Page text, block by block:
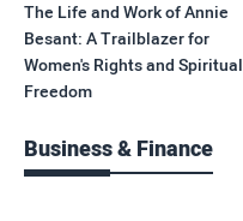
The Life and Work of Annie
Besant: A Trailblazer for
Women's Rights and Spiritual
Freedom
Business & Finance